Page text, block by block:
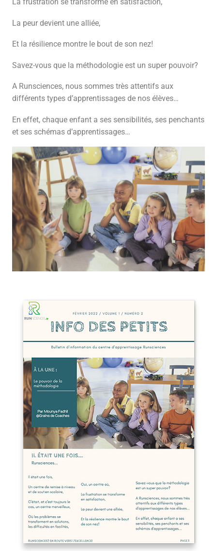
La peur devient une alliée,
Et la résilience montre le bout de son nez!
Savez-vous que la méthodologie est un super pouvoir?
A Runsciences, nous sommes très attentifs aux
différents types d’apprentissages de nos élèves…
En effet, chaque enfant a ses sensibilités, ses penchants
et ses schémas d’apprentissages…